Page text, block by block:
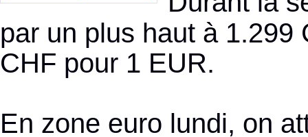
par un plus haut à 1.299
CHF pour 1 EUR.
En zone euro lundi, on